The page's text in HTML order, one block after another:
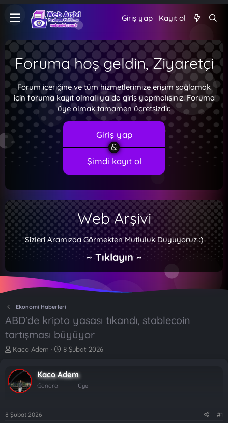
Giriş yap Kayıt ol
Foruma hoş geldin, Ziyaretçi
Forum içeriğine ve tüm hizmetlerimize erişim sağlamak
için foruma kayıt olmalı ya da giriş yapmalısınız. Foruma
üye olmak tamamen ücretsizdir.
Giriş yap
Şimdi kayıt ol
Web Arşivi
Sizleri Aramızda Görmekten Mutluluk Duyuyoruz :)
~ Tıklayın ~
Ekonomi Haberleri
ABD'de kripto yasası tıkandı, stablecoin
tartışması büyüyor
K
b
u
y
b
Kaco Adem
B
l
8 Şubat 2026
Kaco Adem
General Üye
8 Şubat 2026 #1